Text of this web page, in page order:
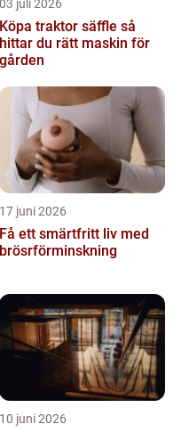
03 juli 2026
Köpa traktor säffle så
hittar du rätt maskin för
gården
17 juni 2026
Få ett smärtfritt liv med
brösrförminskning
10 juni 2026